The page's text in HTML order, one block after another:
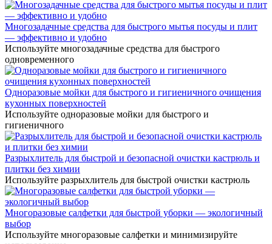
Многозадачные средства для быстрого мытья посуды и плит
— эффективно и удобно
Используйте многозадачные средства для быстрого
одновременного
Одноразовые мойки для быстрого и гигиеничного очищения
кухонных поверхностей
Используйте одноразовые мойки для быстрого и
гигиеничного
Разрыхлитель для быстрой и безопасной очистки кастрюль и
плитки без химии
Используйте разрыхлитель для быстрой очистки кастрюль
Многоразовые салфетки для быстрой уборки — экологичный
выбор
Используйте многоразовые салфетки и минимизируйте